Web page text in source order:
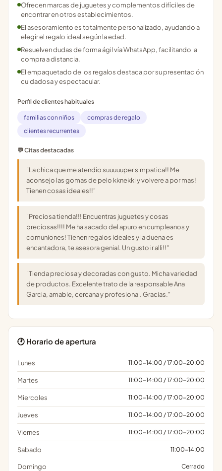
Ofrecen marcas de juguetes y complementos difíciles de
encontrar en otros establecimientos.
El asesoramiento es totalmente personalizado, ayudando a
elegir el regalo ideal según la edad.
Resuelven dudas de forma ágil vía WhatsApp, facilitando la
compra a distancia.
El empaquetado de los regalos destaca por su presentación
cuidadosa y espectacular.
Perfil de clientes habituales
familias con niños
compras de regalo
clientes recurrentes
💬 Citas destacadas
"La chica que me atendio suuuuuper simpatica!! Me
aconsejo las gomas de pelo kknekki y volvere a por mas!
Tienen cosas ideales!!"
"Preciosa tienda!!! Encuentras juguetes y cosas
preciosas!!!! Me ha sacado del apuro en cumpleanos y
comuniones! Tienen regalos ideales y la duena es
encantadora, te asesora genial. Un gusto ir alli!!"
"Tienda preciosa y decoradas con gusto. Micha variedad
de productos. Excelente trato de la responsable Ana
Garcia, amable, cercana y profesional. Gracias."
🕐 Horario de apertura
Lunes 11:00-14:00 / 17:00-20:00
Martes 11:00-14:00 / 17:00-20:00
Miercoles 11:00-14:00 / 17:00-20:00
Jueves 11:00-14:00 / 17:00-20:00
Viernes 11:00-14:00 / 17:00-20:00
Sabado 11:00-14:00
Domingo Cerrado